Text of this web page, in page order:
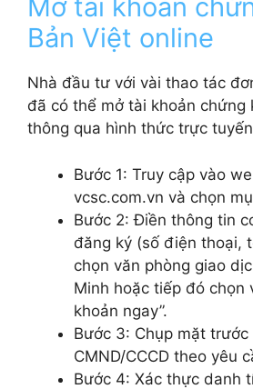
Mở tài khoản
Bản Việt online
Nhà đầu tư với vài thao tác
đã có thể mở tài khoản chứng
thông qua hình thức trực
Bước 1: Truy cập vào
vcsc.com.vn và chọn
Bước 2: Điền thông tin
đăng ký (số điện thoại,
chọn văn phòng giao
Minh hoặc tiếp đó chọn
khoản ngay”.
Bước 3: Chụp mặt trước
CMND/CCCD theo yêu
Bước 4: Xác thực danh